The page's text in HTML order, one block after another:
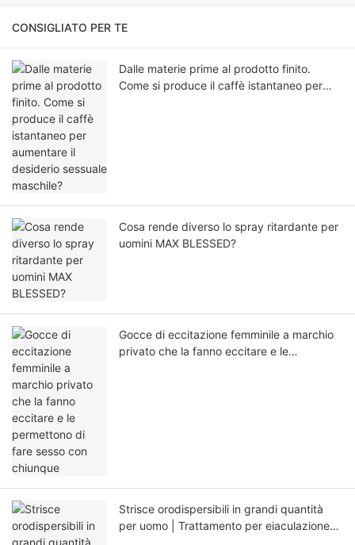
CONSIGLIATO PER TE
Dalle materie prime al prodotto finito.
Come si produce il caffè istantaneo per
Cosa rende diverso lo spray ritardante per
uomini MAX BLESSED?
Gocce di eccitazione femminile a marchio
privato che la fanno eccitare e le
Strisce orodispersibili in grandi quantità
per uomo | Trattamento per eiaculazione